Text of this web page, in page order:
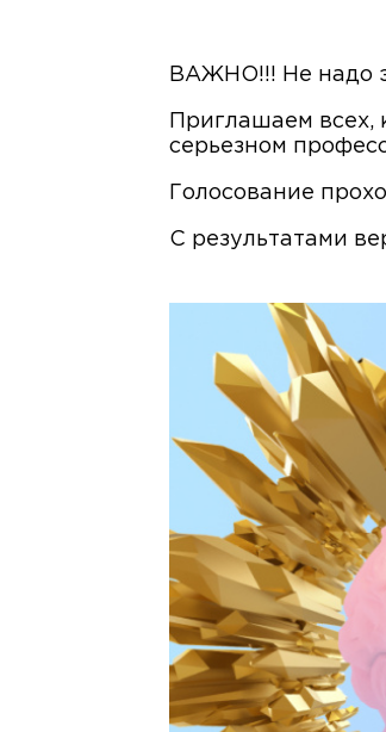
ВАЖНО!!! Не надо
Приглашаем всех,
серьезном
Голосование
С результатами